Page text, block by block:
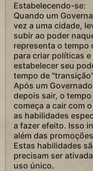
Estabelecendo-se:
Quando um
vez a uma cidade,
subir ao poder
representa o tempo
para criar políticas
estabelecer seu
tempo de
Após um
depois sair, o
começa a cair com
as habilidades
a fazer efeito. Isso
além das
Estas habilidades
precisam ser
uso único.